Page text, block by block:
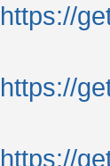
https://
https://
https://